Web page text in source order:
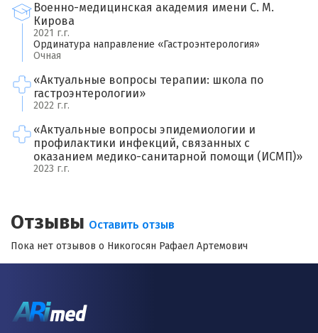
Военно-медицинская академия имени С. М.
Кирова
2021 г.г.
Ординатура направление «Гастроэнтерология»
Очная
«Актуальные вопросы терапии: школа по
гастроэнтерологии»
2022 г.г.
«Актуальные вопросы эпидемиологии и
профилактики инфекций, связанных с
оказанием медико-санитарной помощи (ИСМП)»
2023 г.г.
Отзывы Оставить отзыв
Пока нет отзывов о Никогосян Рафаел Артемович
Спасибо, ваш отзыв на рассмотрении!
Ваша оценка врачу*
Отзыв о враче